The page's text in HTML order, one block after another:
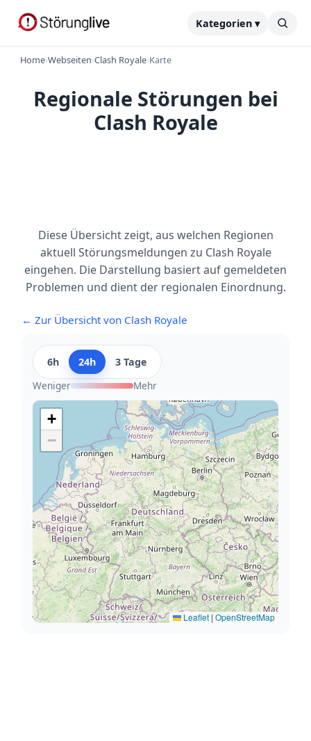
Kategorien ▾
Home›Webseiten›Clash Royale›Karte
Regionale Störungen bei
Clash Royale
Diese Übersicht zeigt, aus welchen Regionen
aktuell Störungsmeldungen zu Clash Royale
eingehen. Die Darstellung basiert auf gemeldeten
Problemen und dient der regionalen Einordnung.
← Zur Übersicht von Clash Royale
6h 24h
3 Tage
Weniger
Mehr
+
−
Leaflet | OpenStreetMap